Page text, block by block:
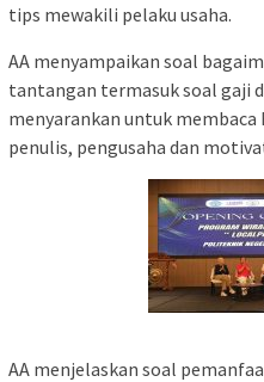
tips mewakili pelaku usaha.
AA menyampaikan soal
tantangan termasuk soal gaji
menyarankan untuk membaca
penulis, pengusaha dan
AA menjelaskan soal